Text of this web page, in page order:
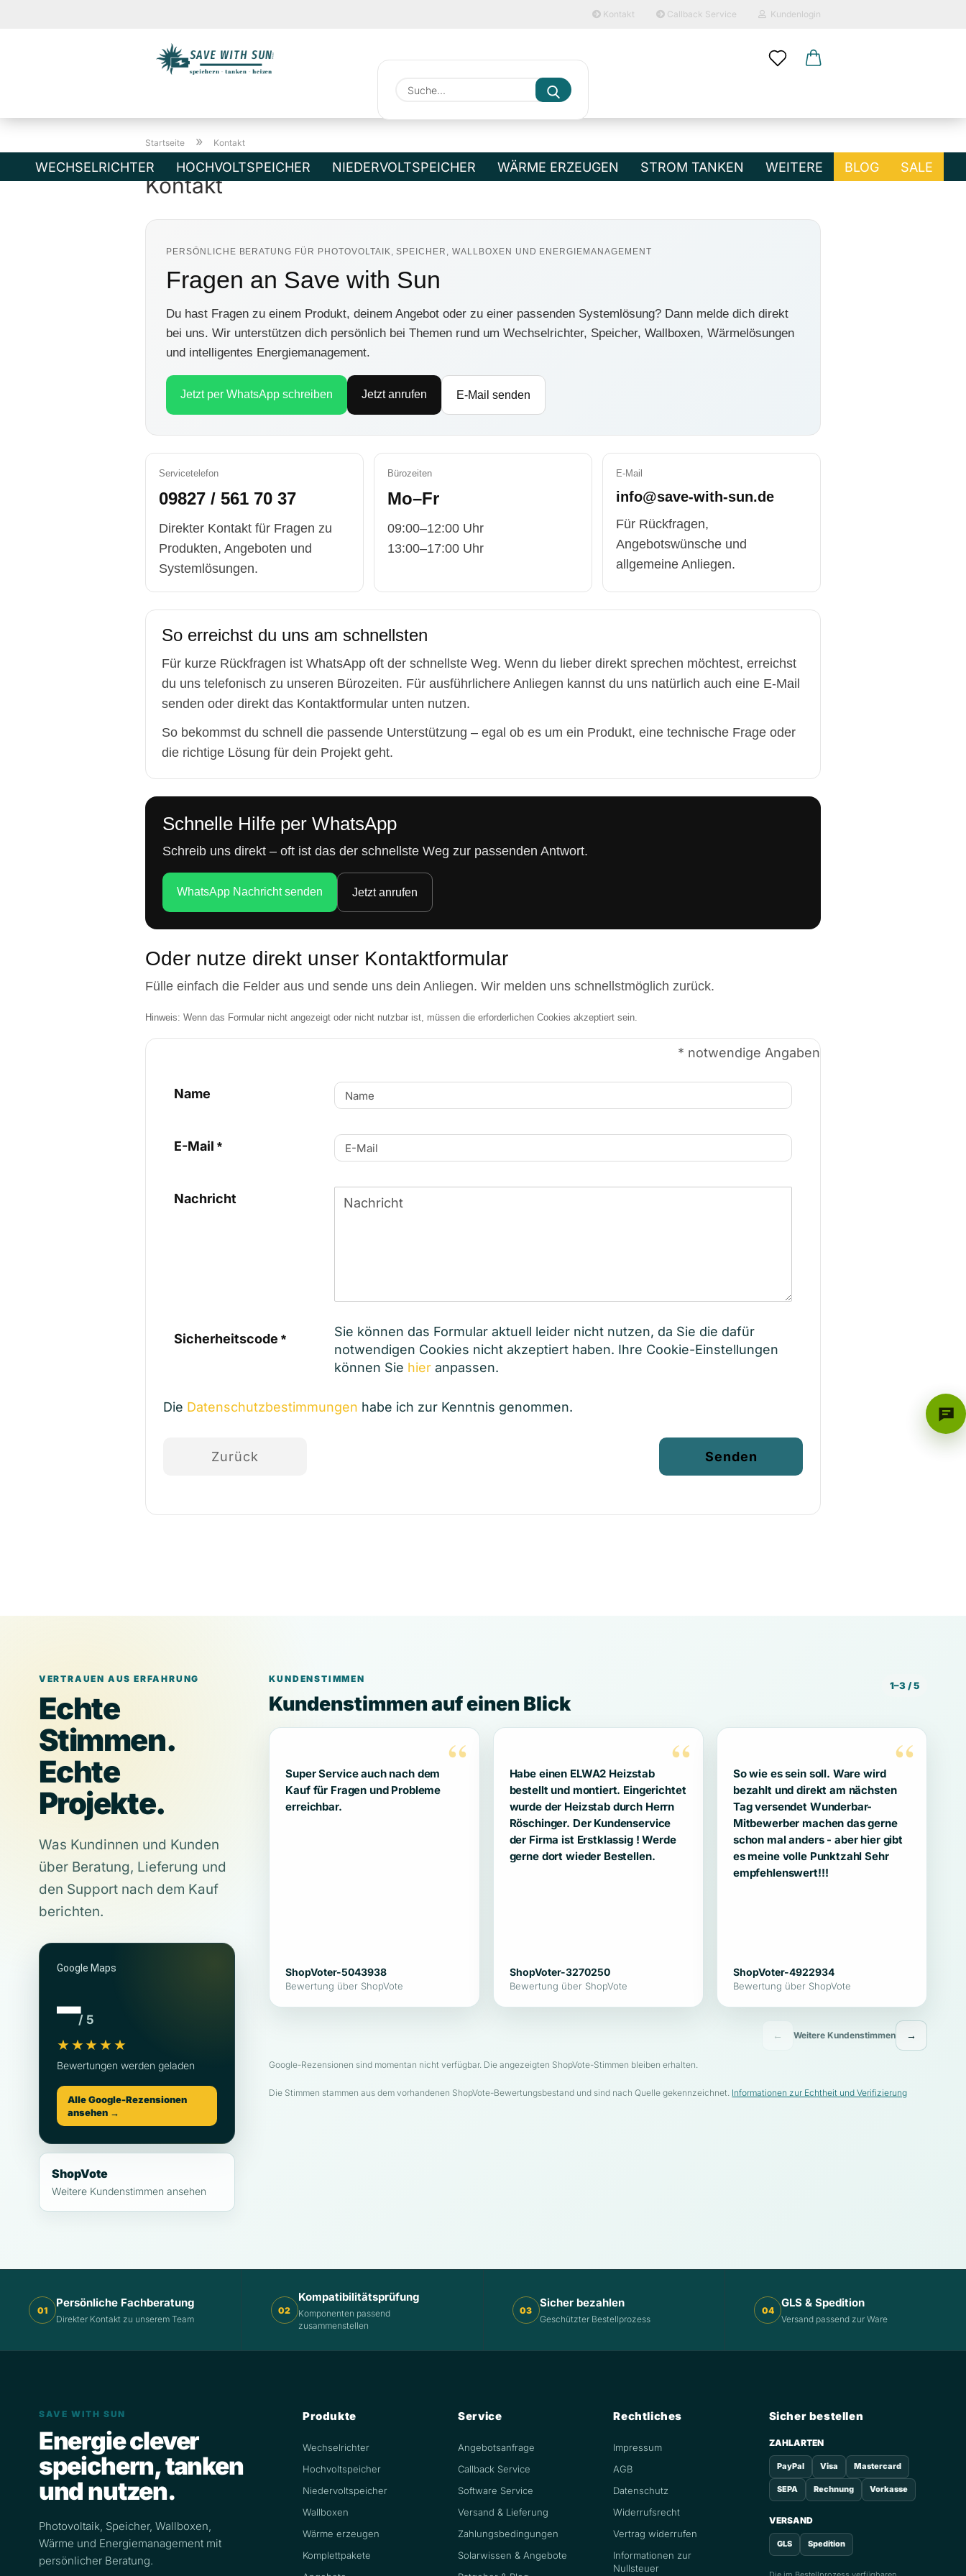
Hauptinhalt
Kontakt Callback Service Kundenlogin
Passwort
Suche...
WECHSELRICHTER HOCHVOLTSPEICHER NIEDERVOLTSPEICHER WÄRME ERZEUGEN STROM TANKEN BLOG SALE
WEITERE
Startseite » Kontakt
Kontakt
PERSÖNLICHE BERATUNG FÜR PHOTOVOLTAIK, SPEICHER, WALLBOXEN UND ENERGIEMANAGEMENT
Fragen an Save with Sun
Du hast Fragen zu einem Produkt, deinem Angebot oder zu einer passenden Systemlösung? Dann melde dich direkt
bei uns. Wir unterstützen dich persönlich bei Themen rund um Wechselrichter, Speicher, Wallboxen, Wärmelösungen
und intelligentes Energiemanagement.
Jetzt per WhatsApp schreiben Jetzt anrufen E-Mail senden
Servicetelefon
09827 / 561 70 37
Direkter Kontakt für Fragen zu
Produkten, Angeboten und
Systemlösungen.
Bürozeiten
Mo–Fr
09:00–12:00 Uhr
13:00–17:00 Uhr
E-Mail
info@save-with-sun.de
Für Rückfragen,
Angebotswünsche und
allgemeine Anliegen.
So erreichst du uns am schnellsten
Für kurze Rückfragen ist WhatsApp oft der schnellste Weg. Wenn du lieber direkt sprechen möchtest, erreichst
du uns telefonisch zu unseren Bürozeiten. Für ausführlichere Anliegen kannst du uns natürlich auch eine E-Mail
senden oder direkt das Kontaktformular unten nutzen.
So bekommst du schnell die passende Unterstützung – egal ob es um ein Produkt, eine technische Frage oder
die richtige Lösung für dein Projekt geht.
Schnelle Hilfe per WhatsApp
Schreib uns direkt – oft ist das der schnellste Weg zur passenden Antwort.
WhatsApp Nachricht senden Jetzt anrufen
Oder nutze direkt unser Kontaktformular
Fülle einfach die Felder aus und sende uns dein Anliegen. Wir melden uns schnellstmöglich zurück.
Hinweis: Wenn das Formular nicht angezeigt oder nicht nutzbar ist, müssen die erforderlichen Cookies akzeptiert sein.
KONTAKT
Name
E-Mail
Nachricht
Sicherheitscode
Sie können das Formular aktuell leider nicht nutzen, da Sie die dafür
notwendigen Cookies nicht akzeptiert haben. Ihre Cookie-Einstellungen
können Sie hieranpassen.
DATENSCHUTZBESTIMMUNGEN
Die Datenschutzbestimmungen habe ich zur Kenntnis genommen.
Zurück Senden
* notwendige Angaben
VERTRAUEN AUS ERFAHRUNG
Echte
Stimmen.
Echte
Projekte.
Was Kundinnen und Kunden
über Beratung, Lieferung und
den Support nach dem Kauf
berichten.
Google Maps
–/ 5
★★★★★
Bewertungen werden geladen
Alle Google-Rezensionen
ansehen →
ShopVote
Weitere Kundenstimmen ansehen
KUNDENSTIMMEN
Kundenstimmen auf einen Blick
1–3 / 5
“
Super Service auch nach dem
Kauf für Fragen und Probleme
erreichbar.
ShopVoter-5043938
Bewertung über ShopVote
“
Habe einen ELWA2 Heizstab
bestellt und montiert. Eingerichtet
wurde der Heizstab durch Herrn
Röschinger. Der Kundenservice
der Firma ist Erstklassig ! Werde
gerne dort wieder Bestellen.
ShopVoter-3270250
Bewertung über ShopVote
“
So wie es sein soll. Ware wird
bezahlt und direkt am nächsten
Tag versendet Wunderbar-
Mitbewerber machen das gerne
schon mal anders - aber hier gibt
es meine volle Punktzahl Sehr
empfehlenswert!!!
ShopVoter-4922934
Bewertung über ShopVote
← Weitere Kundenstimmen →
Google-Rezensionen sind momentan nicht verfügbar. Die angezeigten ShopVote-Stimmen bleiben erhalten.
Die Stimmen stammen aus dem vorhandenen ShopVote-Bewertungsbestand und sind nach Quelle gekennzeichnet. Informationen zur Echtheit und Verifizierung
01
Persönliche Fachberatung
Direkter Kontakt zu unserem Team
02
Kompatibilitätsprüfung
Komponenten passend
zusammenstellen
03
Sicher bezahlen
Geschützter Bestellprozess
04
GLS & Spedition
Versand passend zur Ware
SAVE WITH SUN
Energie clever
speichern, tanken
und nutzen.
Photovoltaik, Speicher, Wallboxen,
Wärme und Energiemanagement mit
persönlicher Beratung.
Produkte
Wechselrichter
Hochvoltspeicher
Niedervoltspeicher
Wallboxen
Wärme erzeugen
Komplettpakete
Service
Angebotsanfrage
Callback Service
Software Service
Versand & Lieferung
Zahlungsbedingungen
Solarwissen & Angebote
Rechtliches
Impressum
AGB
Datenschutz
Widerrufsrecht
Vertrag widerrufen
Informationen zur
Nullsteuer
Sicher bestellen
ZAHLARTEN
PayPal Visa Mastercard
SEPA Rechnung Vorkasse
VERSAND
GLS Spedition